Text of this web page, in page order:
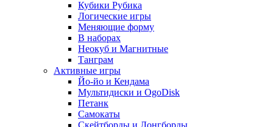
Кубики Рубика
Логические игры
Меняющие форму
В наборах
Неокуб и Магнитные
Танграм
Активные игры
Йо-йо и Кендама
Мультидиски и OgoDisk
Петанк
Самокаты
Скейтборды и Лонгборды